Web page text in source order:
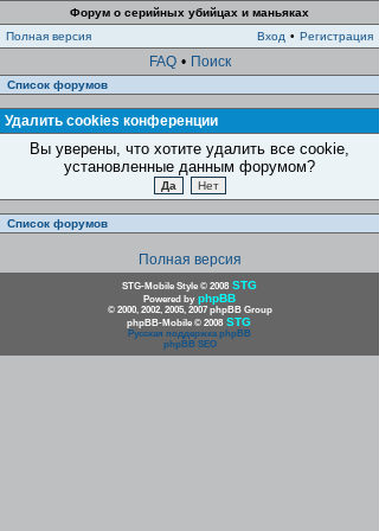
Форум о серийных убийцах и маньяках
Полная версия
Вход • Регистрация
FAQ • Поиск
Список форумов
Удалить cookies конференции
Вы уверены, что хотите удалить все cookie,
установленные данным форумом?
Список форумов
Полная версия
STG-Mobile Style © 2008 STG
Powered by phpBB
© 2000, 2002, 2005, 2007 phpBB Group
phpBB-Mobile © 2008 STG
Русская поддержка phpBB
phpBB SEO